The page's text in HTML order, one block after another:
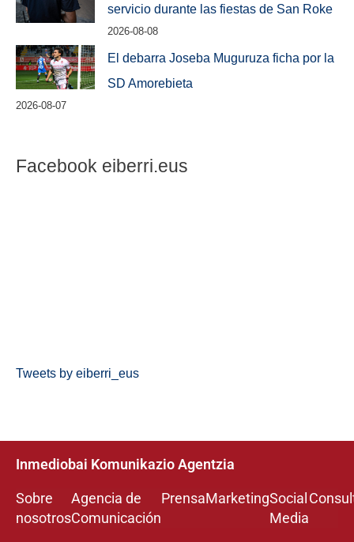
servicio durante las fiestas de San Roke
2026-08-08
El debarra Joseba Muguruza ficha por la
SD Amorebieta
2026-08-07
Facebook eiberri.eus
Tweets by eiberri_eus
Inmediobai Komunikazio Agentzia
Sobre
nosotros
Agencia de
Comunicación
PrensaMarketingSocial
Media